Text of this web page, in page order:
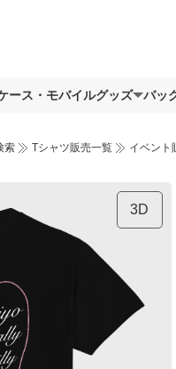
ース・モバイルグッズ バッ
索 Tシャツ販売一覧 イベント
3D